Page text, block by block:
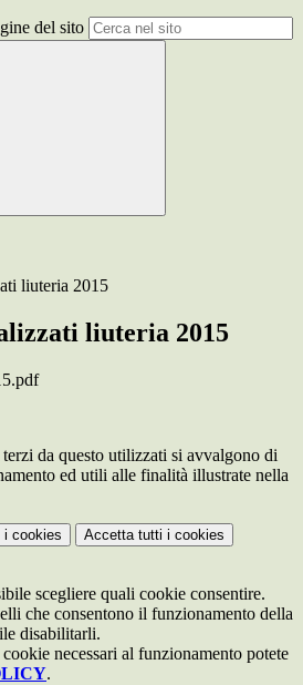
del sito
liuteria 2015
liuteria 2015
da questo utilizzati si avvalgono di
ed utili alle finalità illustrate nella
i cookies Accetta tutti i cookies
scegliere quali cookie consentire.
che consentono il funzionamento della
disabilitarli.
necessari al funzionamento potete
.